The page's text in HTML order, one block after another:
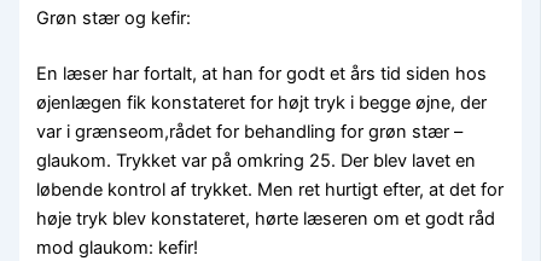
Grøn stær og kefir:
En læser har fortalt, at han for godt et års tid siden hos
øjenlægen fik konstateret for højt tryk i begge øjne, der
var i grænseom,rådet for behandling for grøn stær –
glaukom. Trykket var på omkring 25. Der blev lavet en
løbende kontrol af trykket. Men ret hurtigt efter, at det for
høje tryk blev konstateret, hørte læseren om et godt råd
mod glaukom: kefir!